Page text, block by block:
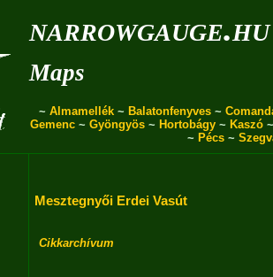
narrowgauge.hu
Maps
~ Almamellék ~ Balatonfenyves ~
Gemenc ~ Gyöngyös ~ Hortobágy ~ Kaszó
~ Pécs ~
Mesztegnyői Erdei Vasút
Cikkarchívum